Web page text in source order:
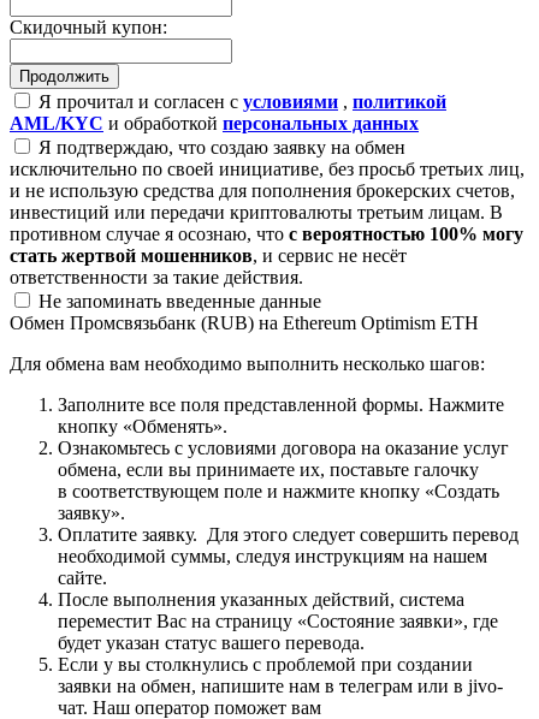
Скидочный купон:
Я прочитал и согласен с условиями , политикой
AML/KYC и обработкой персональных данных
Я подтверждаю, что создаю заявку на обмен
исключительно по своей инициативе, без просьб третьих лиц,
и не использую средства для пополнения брокерских счетов,
инвестиций или передачи криптовалюты третьим лицам. В
противном случае я осознаю, что с вероятностью 100% могу
стать жертвой мошенников, и сервис не несёт
ответственности за такие действия.
Не запоминать введенные данные
Обмен Промсвязьбанк (RUB) на Ethereum Optimism ETH
Для обмена вам необходимо выполнить несколько шагов:
Заполните все поля представленной формы. Нажмите
кнопку «Обменять».
Ознакомьтесь с условиями договора на оказание услуг
обмена, если вы принимаете их, поставьте галочку
в соответствующем поле и нажмите кнопку «Создать
заявку».
Оплатите заявку. Для этого следует совершить перевод
необходимой суммы, следуя инструкциям на нашем
сайте.
После выполнения указанных действий, система
переместит Вас на страницу «Состояние заявки», где
будет указан статус вашего перевода.
Если у вы столкнулись с проблемой при создании
заявки на обмен, напишите нам в телеграм или в jivo-
чат. Наш оператор поможет вам